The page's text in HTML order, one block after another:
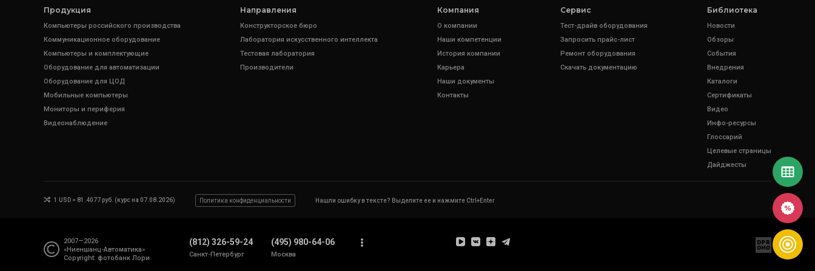
Продукция
Компьютеры российского производства
Коммуникационное оборудование
Компьютеры и комплектующие
Оборудование для автоматизации
Оборудование для ЦОД
Мобильные компьютеры
Мониторы и периферия
Видеонаблюдение
Направления
Конструкторское бюро
Лаборатория искусственного интеллекта
Тестовая лаборатория
Производители
Компания
О компании
Наши компетенции
История компании
Карьера
Наши документы
Контакты
Сервис
Тест-драйв оборудования
Запросить прайс-лист
Ремонт оборудования
Скачать документацию
Библиотека
Новости
Обзоры
События
Внедрения
Каталоги
Сертификаты
Видео
Инфо-ресурсы
Глоссарий
Целевые страницы
Дайджесты
1 USD = 81.4077 руб. (курс на 07.08.2026) Политика конфиденциальности Нашли ошибку в тексте? Выделите ее и нажмите Ctrl+Enter
2007—2026
«Ниеншанц-Автоматика»
Copyright: фотобанк Лори
(812) 326-59-24
Санкт-Петербург
(495) 980-64-06
Москва